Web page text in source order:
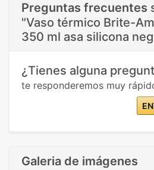
Preguntas frecuentes
"Vaso térmico Brite-
350 ml asa silicona
¿Tienes alguna
te responderemos muy
Galeria de imágenes